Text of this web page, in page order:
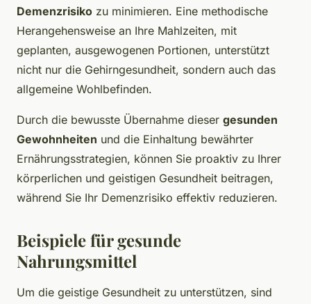
Demenzrisiko zu minimieren. Eine methodische
Herangehensweise an Ihre Mahlzeiten, mit
geplanten, ausgewogenen Portionen, unterstützt
nicht nur die Gehirngesundheit, sondern auch das
allgemeine Wohlbefinden.
Durch die bewusste Übernahme dieser gesunden
Gewohnheiten und die Einhaltung bewährter
Ernährungsstrategien, können Sie proaktiv zu Ihrer
körperlichen und geistigen Gesundheit beitragen,
während Sie Ihr Demenzrisiko effektiv reduzieren.
Beispiele für gesunde
Nahrungsmittel
Um die geistige Gesundheit zu unterstützen, sind